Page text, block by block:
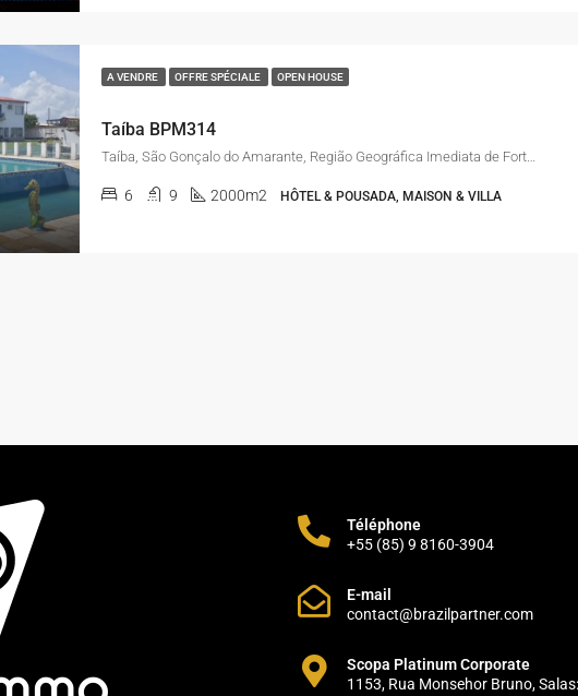
A VENDRE OFFRE SPÉCIALE OPEN HOUSE
Taíba BPM314
Taíba, São Gonçalo do Amarante, Região Geográfica Imediata de Fortaleza, Região Geográfica Intermediária de Fortaleza, Ceará, 62677-000, Brasil
6 9 2000m2 HÔTEL & POUSADA, MAISON & VILLA
Téléphone
+55 (85) 9 8160-3904
E-mail
contact@brazilpartner.com
Scopa Platinum Corporate
1153, Rua Monsehor Bruno,